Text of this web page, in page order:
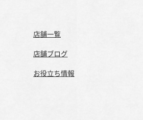
店舗一覧
店舗ブログ
お役立ち情報